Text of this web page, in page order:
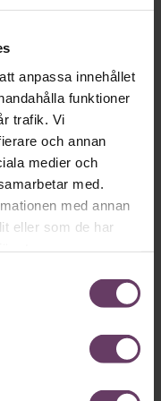
anpassa innehållet
funktioner
trafik. Vi
och annan
medier och
med.
med annan
eller som de har
möjliga start i
resultat.
upp till två års